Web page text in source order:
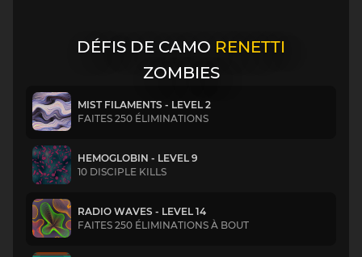
DÉFIS DE CAMO RENETTI
ZOMBIES
MIST FILAMENTS - LEVEL 2
FAITES 250 ÉLIMINATIONS
HEMOGLOBIN - LEVEL 9
10 DISCIPLE KILLS
RADIO WAVES - LEVEL 14
FAITES 250 ÉLIMINATIONS À BOUT